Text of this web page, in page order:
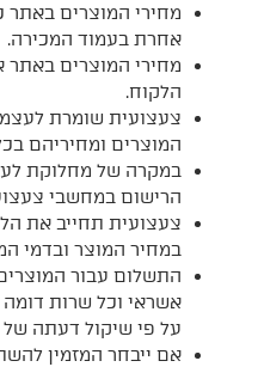
מחירי המוצרים באתר
אחרת בעמוד המכירה.
מחירי המוצרים באתר
הלקוח.
צעצועית שומרת
המוצרים ומחיריהם
במקרה של מחלוקת
הרישום במחשבי
צעצועית תחייב את
במחיר המוצר ובדמי
התשלום עבור
אשראי וכל שרות
על פי שיקול דעתה
אם ייבחר המזמין